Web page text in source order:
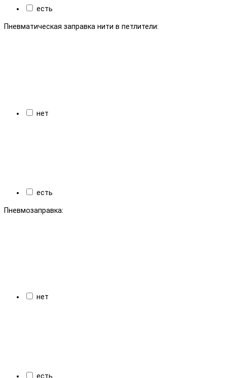
есть
Пневматическая заправка нити в петлители:
нет
есть
Пневмозаправка:
нет